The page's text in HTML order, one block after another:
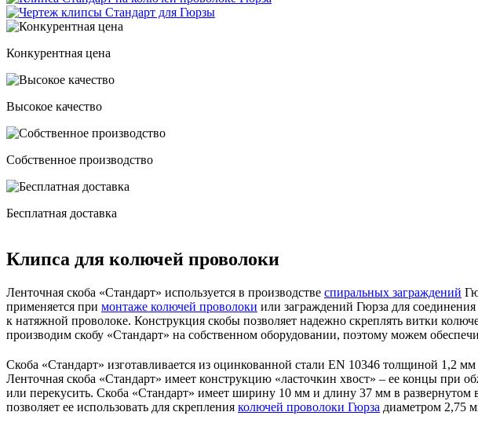
Конкурентная цена
Высокое качество
Собственное производство
Бесплатная доставка
Клипса для колючей проволоки
Ленточная скоба «Стандарт» используется в производстве спиральных заграждений
применяется при монтаже колючей проволоки или заграждений Гюрза для
к натяжной проволоке. Конструкция скобы позволяет надежно скреплять витки
производим скобу «Стандарт» на собственном оборудовании, поэтому можем
Скоба «Стандарт» изготавливается из оцинкованной стали EN 10346 толщиной 1,2
Ленточная скоба «Стандарт» имеет конструкцию «ласточкин хвост» – ее концы при
или перекусить. Скоба «Стандарт» имеет ширину 10 мм и длину 37 мм в развернутом
позволяет ее использовать для скрепления колючей проволоки Гюрза диаметром 2,75